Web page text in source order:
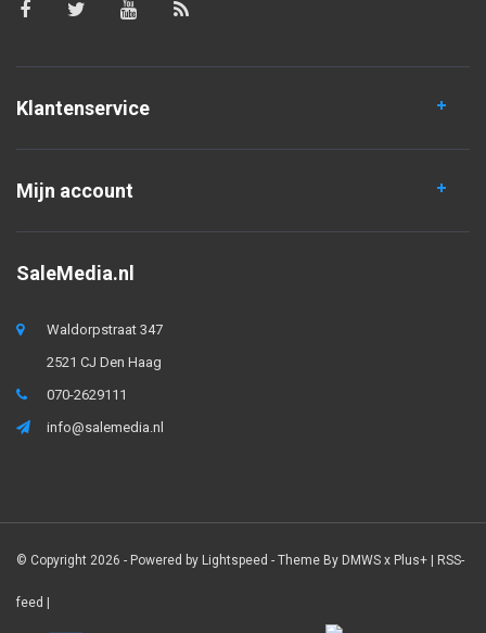
Klantenservice
Mijn account
SaleMedia.nl
Waldorpstraat 347
2521 CJ Den Haag
070-2629111
info@salemedia.nl
© Copyright 2026 - Powered by Lightspeed - Theme By DMWS x Plus+ | RSS-
feed |